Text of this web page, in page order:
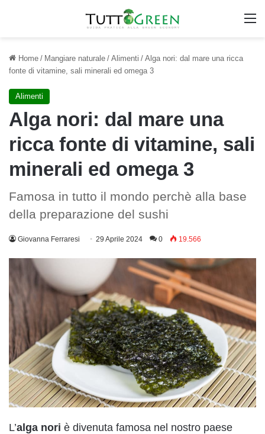
Home / Mangiare naturale / Alimenti / Alga nori: dal mare una ricca
fonte di vitamine, sali minerali ed omega 3
Alimenti
Alga nori: dal mare una
ricca fonte di vitamine, sali
minerali ed omega 3
Famosa in tutto il mondo perchè alla base
della preparazione del sushi
Giovanna Ferraresi 29 Aprile 2024 0 19.566
L’alga nori è divenuta famosa nel nostro paese